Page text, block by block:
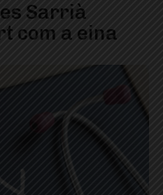
Sarrià
com a eina